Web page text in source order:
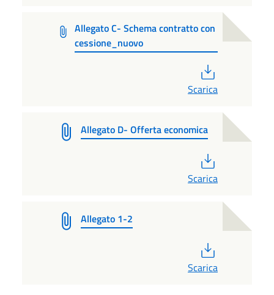
Allegato C- Schema contratto con
cessione_nuovo
Scarica
Allegato D- Offerta economica
Scarica
Allegato 1-2
Scarica